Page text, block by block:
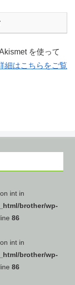
を使って
細はこちらをご覧
int in
brother/wp-
86
int in
brother/wp-
86